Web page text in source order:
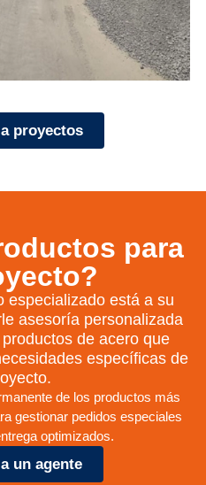
proyectos
para
especializado está a su
asesoría personalizada
de acero que
específicas de
de los productos más
gestionar pedidos especiales
optimizados.
un agente